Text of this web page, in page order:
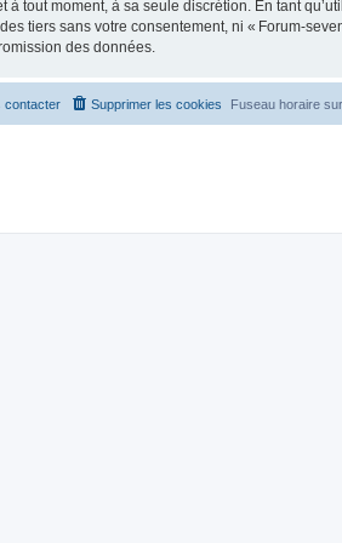
tout moment, à sa seule discrétion. En tant
tiers sans votre consentement, ni « Forum-
des données.
Fuseau horaire sur
Supprimer les cookies
contacter